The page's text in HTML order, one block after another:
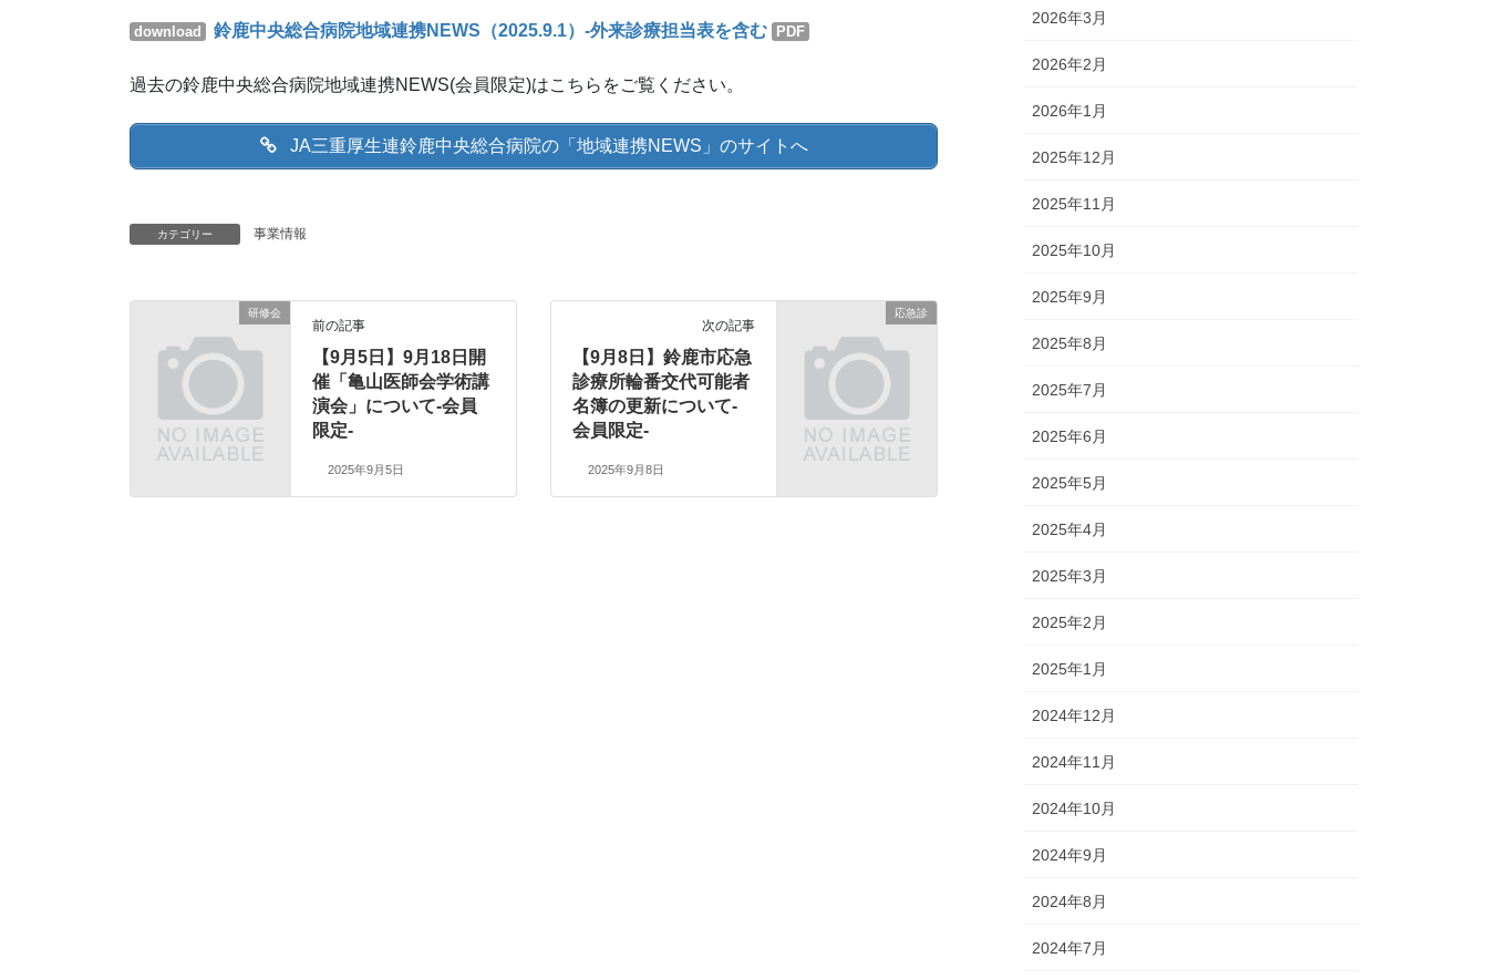
download 鈴鹿中央総合病院地域連携NEWS（2025.9.1）-外来診療担当表を含む PDF
過去の鈴鹿中央総合病院地域連携NEWS(会員限定)はこちらをご覧ください。
JA三重厚生連鈴鹿中央総合病院の「地域連携NEWS」のサイトへ
カテゴリー 事業情報
研修会
前の記事
【9月5日】9月18日開
催「亀山医師会学術講
演会」について-会員
限定-
2025年9月5日
応急診
次の記事
【9月8日】鈴鹿市応急
診療所輪番交代可能者
名簿の更新について-
会員限定-
2025年9月8日
2026年3月
2026年2月
2026年1月
2025年12月
2025年11月
2025年10月
2025年9月
2025年8月
2025年7月
2025年6月
2025年5月
2025年4月
2025年3月
2025年2月
2025年1月
2024年12月
2024年11月
2024年10月
2024年9月
2024年8月
2024年7月